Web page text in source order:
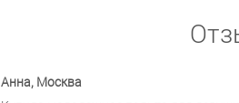
Анна, Москва